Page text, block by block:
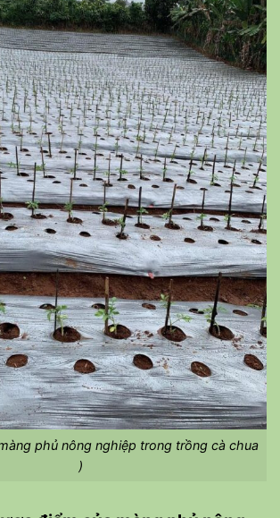
phủ nông nghiệp trong trồng cà chua
)